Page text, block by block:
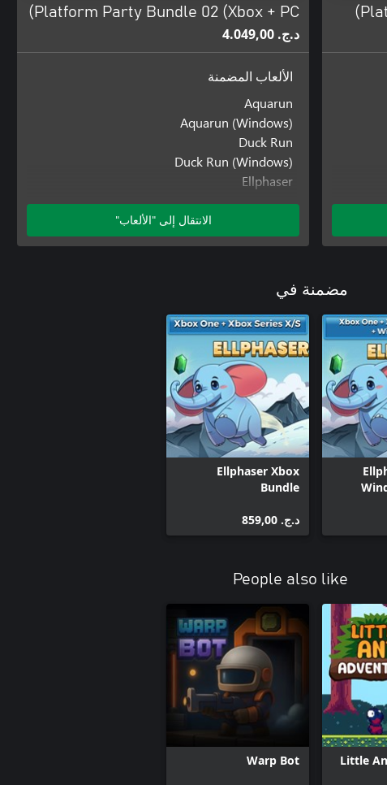
Platform Party Bundle 02 (Xbox + PC)
د.ج.‏ 4.049,00
الألعاب المضمنة
Aquarun
Aquarun (Windows)
Duck Run
Duck Run (Windows)
Ellphaser
Ellphaser (Windows)
Ellphaser (Xbox One)
Penguin Flight
Penguin Flight: Beyond The Clouds (Windows)
Penguin Flight: Beyond The Clouds (Xbox
One)
Steampunch
Steampunch (Windows)
Steampunch (Xbox One)
Ziggy
Ziggy (Windows)
الانتقال إلى "الألعاب"
مضمنة في
Ellphaser Xbox
Bundle
د.ج.‏ 859,00
People also like
Little
Warp Bot